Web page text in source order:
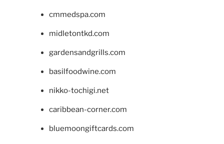
cmmedspa.com
midletontkd.com
gardensandgrills.com
basilfoodwine.com
nikko-tochigi.net
caribbean-corner.com
bluemoongiftcards.com